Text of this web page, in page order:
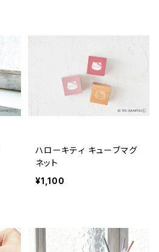
ハローキティ キューブマグ
ネット
¥1,100